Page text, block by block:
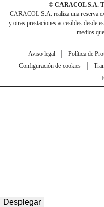
© CARACOL S.A.
CARACOL S.A. realiza una reserva
y otras prestaciones accesibles desde
medios
Aviso legal Política de
Configuración de cookies
Desplegar